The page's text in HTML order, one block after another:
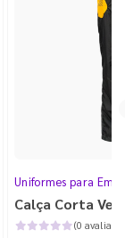
Uniformes para
Calça Corta
(0